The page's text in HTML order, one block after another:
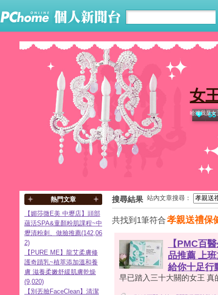
女
哈摟我是女
55
搜尋結果 站內文章搜尋：
共找到1筆符合孝親送禮保
【PMC百
品推薦 上
給你十足行
早已踏入三十大關的女王 真
熱門文章
【媚莎微E美 中壢店】頭部
蘊活SPA&童顏粉肌課程~中
壢清粉刺、做臉推薦(142,06
2)
【PURE ME】龍艾柔膚修
護奇蹟乳~植萃添加溫和養
膚 滋養柔嫩舒緩肌膚乾燥
(9,020)
【別丟臉FaceClean】清潔